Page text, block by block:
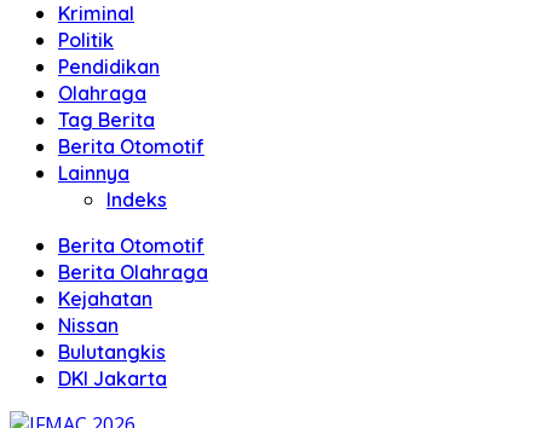
Kriminal
Politik
Pendidikan
Olahraga
Tag Berita
Berita Otomotif
Lainnya
Indeks
Berita Otomotif
Berita Olahraga
Kejahatan
Nissan
Bulutangkis
DKI Jakarta